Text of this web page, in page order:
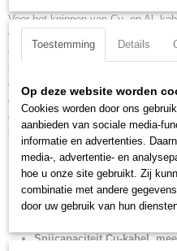
4003773043942
Productcode leverancier
95 31 280
Netto gewicht
Bruto gewicht
Afmetingen (l,b,h)
28,80 x 13,10 x 3,40 cm
Voor het knippen van Cu- en Al-
voor staaldraad, staalkabels en
Geharde en nauwkeurig geslepen
te vervormen. eenhandbediening
door optimale
gangen voor moeiteloos snijden.
geringe gewicht en de compacte
kleine ruimtes. Klembeveiliging
Lengte:280 mm
Tang afwerking: zwart gelakt
Benen/handgrepen:met
Snijcapaciteit Cu-kabel,
Toestemming Details
Op deze website worden
Cookies worden door ons
aanbieden van sociale media-
informatie en advertenties.
media-, advertentie- en
hoe u onze site gebruikt. Zij
combinatie met andere
door uw gebruik van hun